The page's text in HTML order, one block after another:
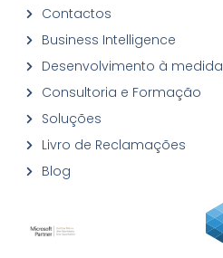
Contactos
Business Intelligence
Desenvolvimento à medida
Consultoria e Formação
Soluções
Livro de Reclamações
Blog